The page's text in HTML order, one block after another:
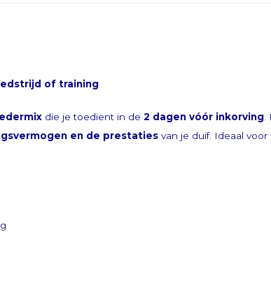
en aanbiedingen via email
of training
die je toedient in de 2 dagen vóór inkorving
en de prestaties van je duif. Ideaal